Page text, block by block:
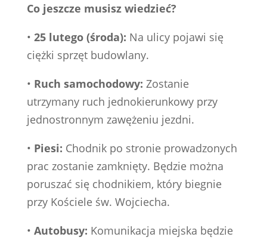
Co jeszcze musisz wiedzieć?
• 25 lutego (środa): Na ulicy pojawi się
ciężki sprzęt budowlany.
• Ruch samochodowy: Zostanie
utrzymany ruch jednokierunkowy przy
jednostronnym zawężeniu jezdni.
• Piesi: Chodnik po stronie prowadzonych
prac zostanie zamknięty. Będzie można
poruszać się chodnikiem, który biegnie
przy Kościele św. Wojciecha.
• Autobusy: Komunikacja miejska będzie